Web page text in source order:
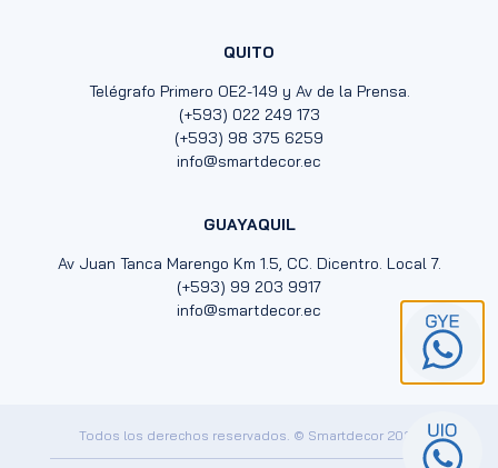
QUITO
Telégrafo Primero OE2-149 y Av de la Prensa.
(+593) 022 249 173
(+593) 98 375 6259
info@smartdecor.ec
GUAYAQUIL
Av Juan Tanca Marengo Km 1.5, CC. Dicentro. Local 7.
(+593) 99 203 9917
info@smartdecor.ec
Todos los derechos reservados. © Smartdecor 2024